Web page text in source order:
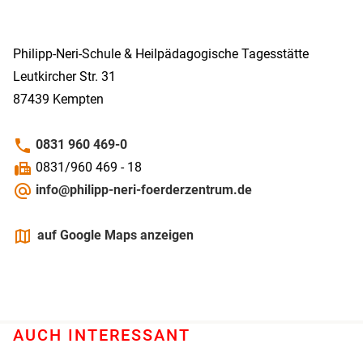
Philipp-­Neri-­Schule & Heilpädagogische Tagesstätte
Leutkircher Str. 31
87439 Kempten
phone 0831 960 469-0
fax 0831/960 469 - 18
alternate_email info@philipp-neri-foerderzentrum.de
mapsauf Google Maps anzeigen
AUCH INTERESSANT